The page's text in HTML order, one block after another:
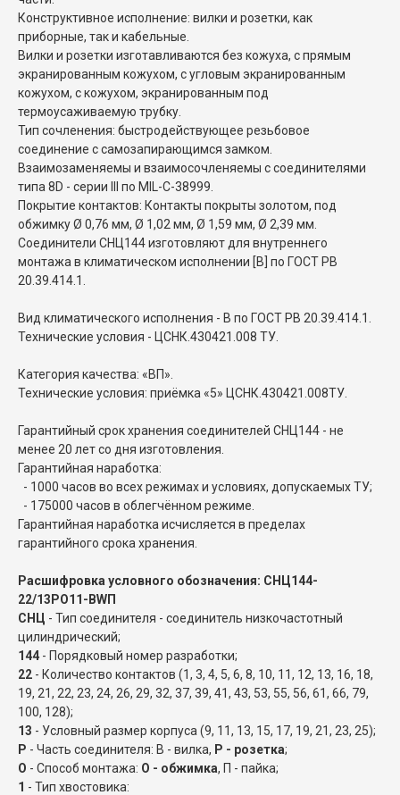
Конструктивное исполнение: вилки и розетки, как
приборные, так и кабельные.
Вилки и розетки изготавливаются без кожуха, с прямым
экранированным кожухом, с угловым экранированным
кожухом, с кожухом, экранированным под
термоусаживаемую трубку.
Тип сочленения: быстродействующее резьбовое
соединение с самозапирающимся замком.
Взаимозаменяемы и взаимосочленяемы с соединителями
типа 8D - серии III по MIL-C-38999.
Покрытие контактов: Контакты покрыты золотом, под
обжимку Ø 0,76 мм, Ø 1,02 мм, Ø 1,59 мм, Ø 2,39 мм.
Соединители СНЦ144 изготовляют для внутреннего
монтажа в климатическом исполнении [В] по ГОСТ РВ
20.39.414.1.
Вид климатического исполнения - В по ГОСТ РВ 20.39.414.1.
Технические условия - ЦСНК.430421.008 ТУ.
Категория качества: «ВП».
Технические условия: приёмка «5» ЦСНК.430421.008ТУ.
Гарантийный срок хранения соединителей СНЦ144 - не
менее 20 лет со дня изготовления.
Гарантийная наработка:
- 1000 часов во всех режимах и условиях, допускаемых ТУ;
- 175000 часов в облегчённом режиме.
Гарантийная наработка исчисляется в пределах
гарантийного срока хранения.
Расшифровка условного обозначения: СНЦ144-
22/13РО11-BWП
СНЦ - Тип соединителя - соединитель низкочастотный
цилиндрический;
144 - Порядковый номер разработки;
22 - Количество контактов (1, 3, 4, 5, 6, 8, 10, 11, 12, 13, 16, 18,
19, 21, 22, 23, 24, 26, 29, 32, 37, 39, 41, 43, 53, 55, 56, 61, 66, 79,
100, 128);
13 - Условный размер корпуса (9, 11, 13, 15, 17, 19, 21, 23, 25);
Р - Часть соединителя: В - вилка, Р - розетка;
О - Способ монтажа: О - обжимка, П - пайка;
1 - Тип хвостовика: